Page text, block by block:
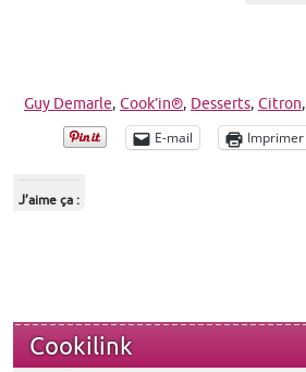
Guy Demarle, Cook’in®, Desserts, Citron,
E-mail Imprimer
J’aime ça :
Cookilink